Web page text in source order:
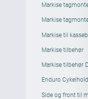
Markise
Markise
Markise til
Markise tilbehør
Markise tilbehør
Enduro
Side og front til